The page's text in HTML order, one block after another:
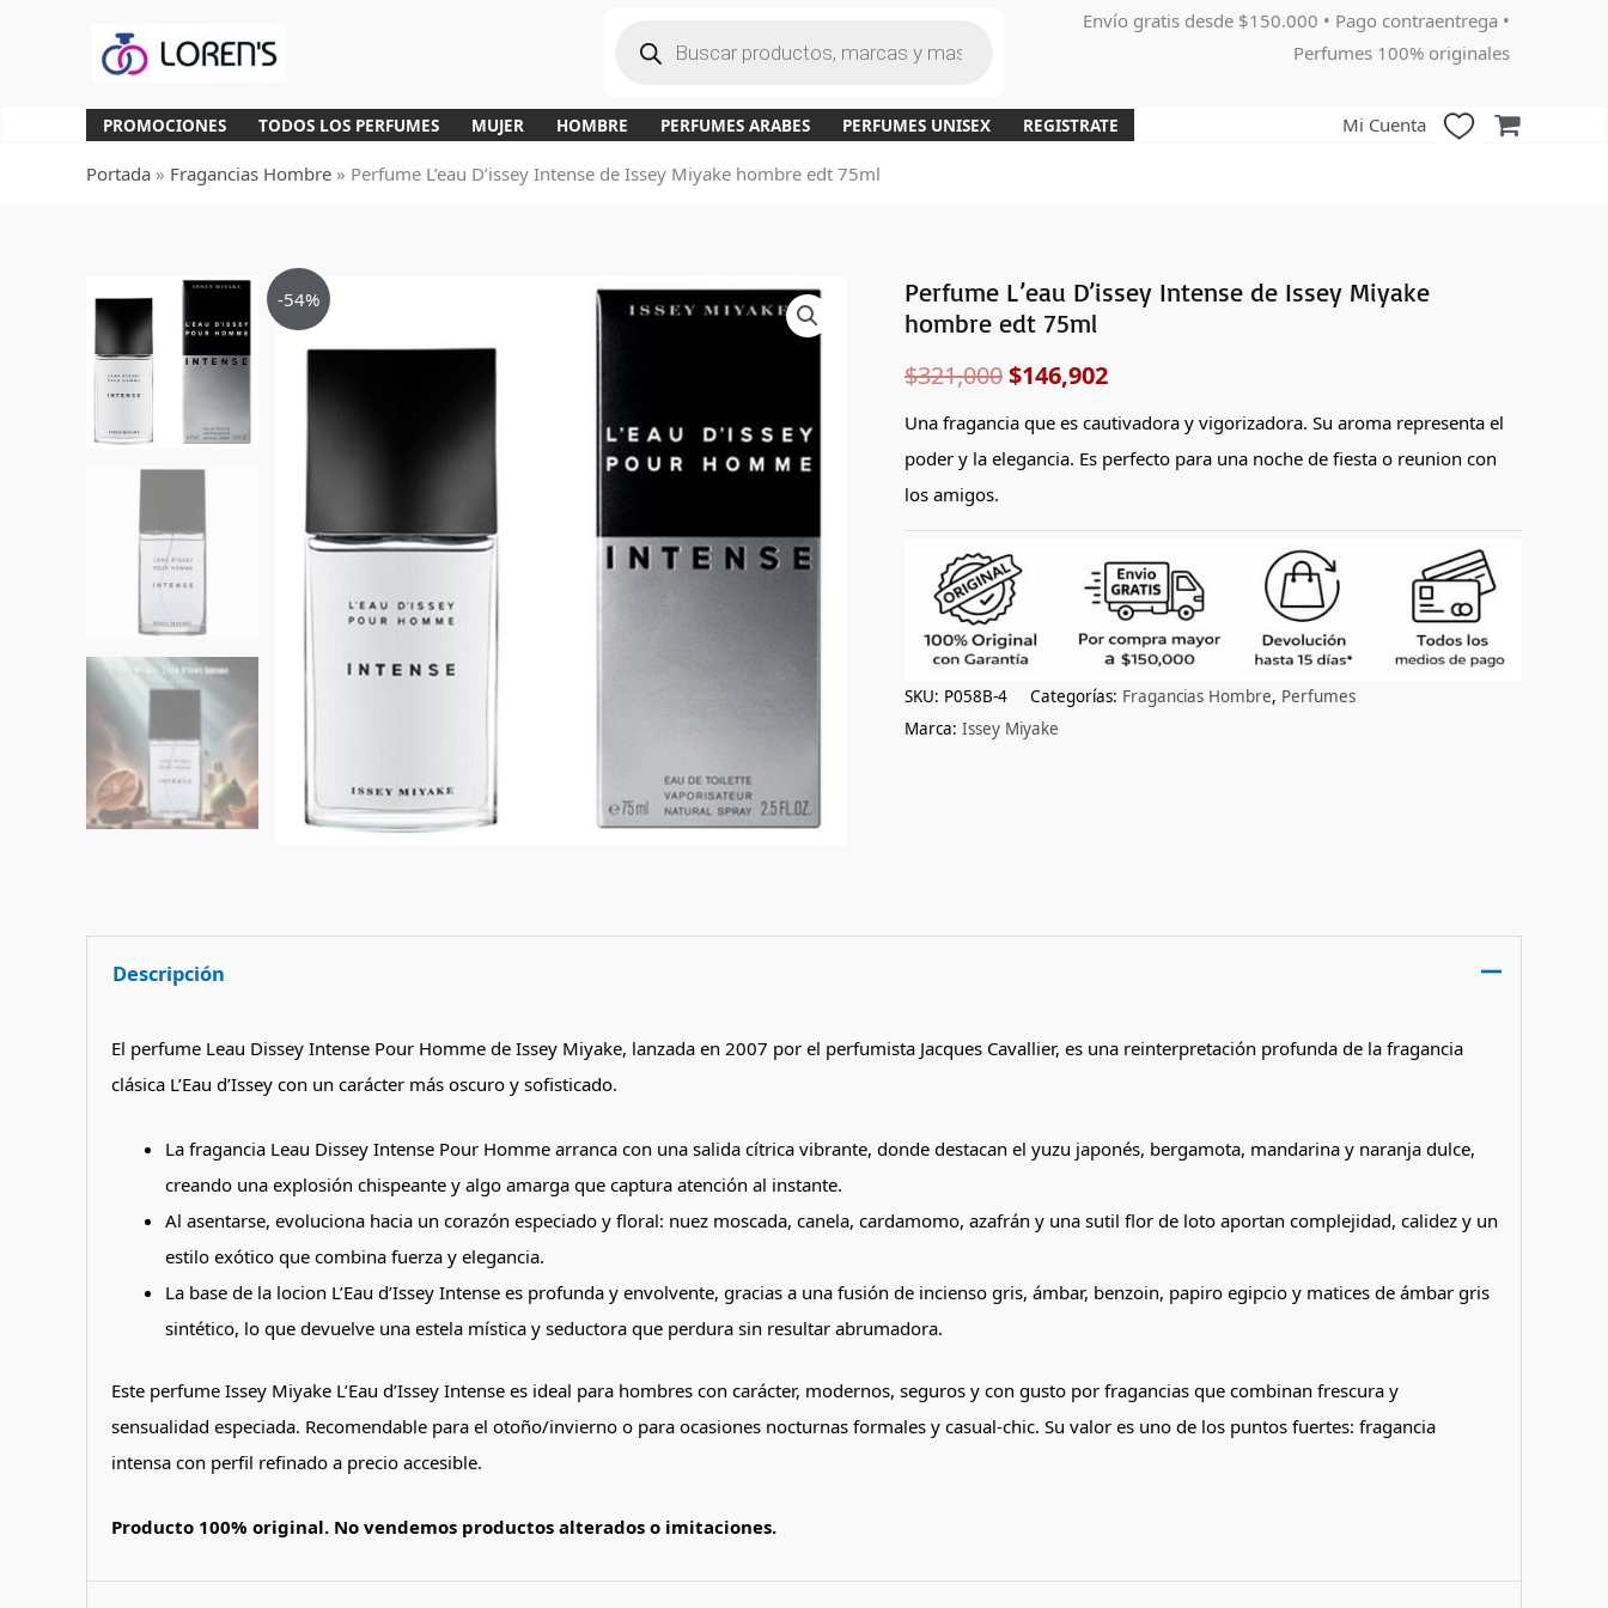
a
d
e
r
o
Envío gratis desde $150.000 • Pago contraentrega •
Perfumes 100% originales
PROMOCIONES TODOS LOS PERFUMES MUJER HOMBRE PERFUMES ARABES PERFUMES UNISEX REGISTRATE Mi Cuenta
Portada » Fragancias Hombre » Perfume L’eau D’issey Intense de Issey Miyake hombre edt 75ml
-54%
Perfume L’eau D’issey Intense de Issey Miyake
hombre edt 75ml
$321,000
El
original
era:
$146,902
El
actual
Una fragancia que es cautivadora y vigorizadora. Su aroma representa el
poder y la elegancia. Es perfecto para una noche de fiesta o reunion con
los amigos.
SKU: P058B-4 Categorías: Fragancias Hombre, Perfumes
Marca: Issey Miyake
Descripción
El perfume Leau Dissey IntensePour Homme de Issey Miyake, lanzada en 2007 por el perfumista Jacques Cavallier, es una reinterpretación profunda de la fragancia
clásica L’Eau d’Issey con un carácter más oscuro y sofisticado.
La fragancia Leau Dissey Intense Pour Homme arranca con una salida cítrica vibrante, donde destacan el yuzu japonés, bergamota, mandarina y naranja dulce,
creando una explosión chispeante y algo amarga que captura atención al instante.
Al asentarse, evoluciona hacia un corazón especiado y floral: nuez moscada, canela, cardamomo, azafrán y una sutil flor de loto aportan complejidad, calidez y un
estilo exótico que combina fuerza y elegancia.
La base de la locion L’Eau d’Issey Intense es profunda y envolvente, gracias a una fusión de incienso gris, ámbar, benzoin, papiro egipcio y matices de ámbar gris
sintético, lo que devuelve una estela mística y seductora que perdura sin resultar abrumadora.
Este perfume Issey Miyake L’Eau d’Issey Intense es ideal para hombres con carácter, modernos, seguros y con gusto por fragancias que combinan frescura y
sensualidad especiada. Recomendable para el otoño/invierno o para ocasiones nocturnas formales y casual-chic. Su valor es uno de los puntos fuertes: fragancia
intensa con perfil refinado a precio accesible.
Producto 100% original. No vendemos productos alterados o imitaciones.